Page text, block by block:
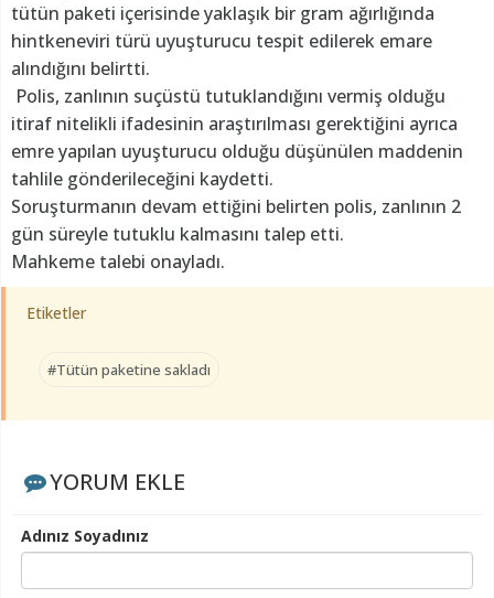
tütün paketi içerisinde yaklaşık bir gram ağırlığında
hintkeneviri türü uyuşturucu tespit edilerek emare
alındığını belirtti.
Polis, zanlının suçüstü tutuklandığını vermiş olduğu
itiraf nitelikli ifadesinin araştırılması gerektiğini ayrıca
emre yapılan uyuşturucu olduğu düşünülen maddenin
tahlile gönderileceğini kaydetti.
Soruşturmanın devam ettiğini belirten polis, zanlının 2
gün süreyle tutuklu kalmasını talep etti.
Mahkeme talebi onayladı.
Etiketler
#Tütün paketine sakladı
YORUM EKLE
Adınız Soyadınız